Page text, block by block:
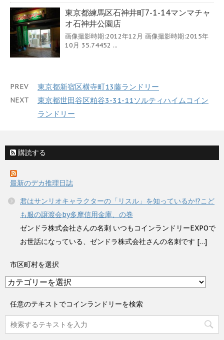
東京都練馬区石神井町7-1-14マンマチャ
オ石神井公園店
画像撮影時期:2012年12月 画像撮影時期:2015年
10月 35.74452 ...
PREV 東京都新宿区横寺町13藤ランドリー
NEXT
東京都世田谷区粕谷3-31-11ソルティハイムコイン
ランドリー
購読する
最新のデカ推理日誌
君はサンリオキャラクターの「リスル」を知っているか!?こど
も服の譲渡会by多摩信用金庫、の巻
ゼンドラ株式会社さんの名刺 いつもコインランドリーEXPOで
お世話になっている、ゼンドラ株式会社さんの名刺です […]
市区町村を選択
市
町
村
を
選
任意のテキストでコインランドリーを検索